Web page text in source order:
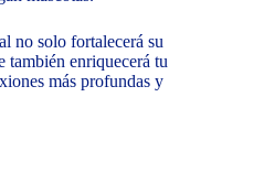
no solo fortalecerá su
también enriquecerá tu
más profundas y